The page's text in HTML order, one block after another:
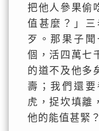
把他人參果偷
值甚麼？」
歹。那果子
個，活四萬七
的道不及他多
壽；我們還
虎，捉坎填離
他的能值甚緊